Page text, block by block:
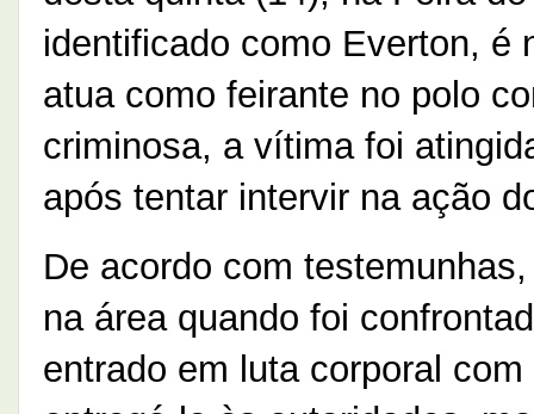
identificado como Everton, é
atua como feirante no polo
criminosa, a vítima foi
após tentar intervir na ação
De acordo com
na área quando foi
entrado em luta corporal